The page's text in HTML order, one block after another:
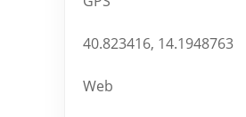
40.823416, 14.1948763
Web